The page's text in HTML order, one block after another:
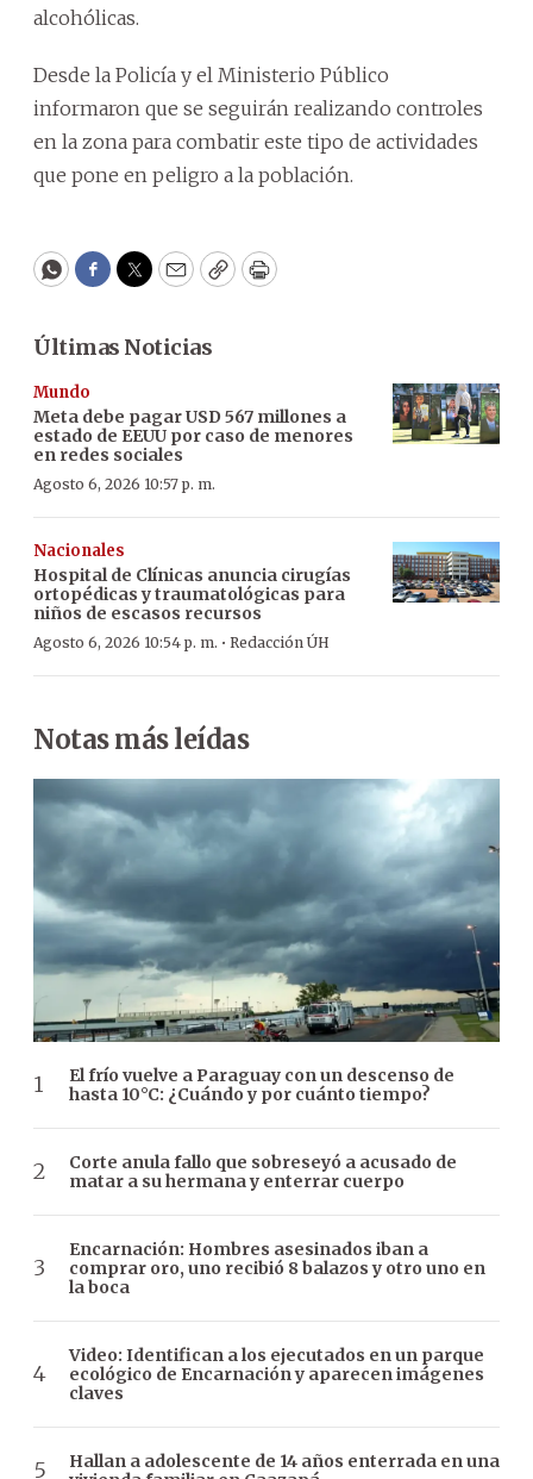
alcohólicas.
Desde la Policía y el Ministerio Público
informaron que se seguirán realizando controles
en la zona para combatir este tipo de actividades
que pone en peligro a la población.
WhatsApp
Facebook
Twitter
EmailCopyPrint
Últimas Noticias
Mundo
Meta debe pagar USD 567 millones a
estado de EEUU por caso de menores
en redes sociales
Agosto 6, 2026 10:57 p. m.
Nacionales
Hospital de Clínicas anuncia cirugías
ortopédicas y traumatológicas para
niños de escasos recursos
Agosto 6, 2026 10:54 p. m. · Redacción ÚH
Notas más leídas
El frío vuelve a Paraguay con un descenso de
hasta 10°C: ¿Cuándo y por cuánto tiempo?
Corte anula fallo que sobreseyó a acusado de
matar a su hermana y enterrar cuerpo
Encarnación: Hombres asesinados iban a
comprar oro, uno recibió 8 balazos y otro uno en
la boca
Video: Identifican a los ejecutados en un parque
ecológico de Encarnación y aparecen imágenes
claves
Hallan a adolescente de 14 años enterrada en una